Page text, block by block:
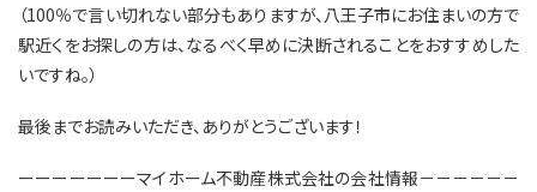
（100％で言い切れない部分もありますが、八王子市にお住まいの方で
駅近くをお探しの方は、なるべく早めに決断されることをおすすめした
いですね。）
最後までお読みいただき、ありがとうございます！
ーーーーーーーマイホーム不動産株式会社の会社情報－－－－－－